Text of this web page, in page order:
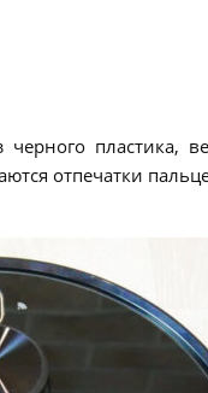
пластика,
отпечатки